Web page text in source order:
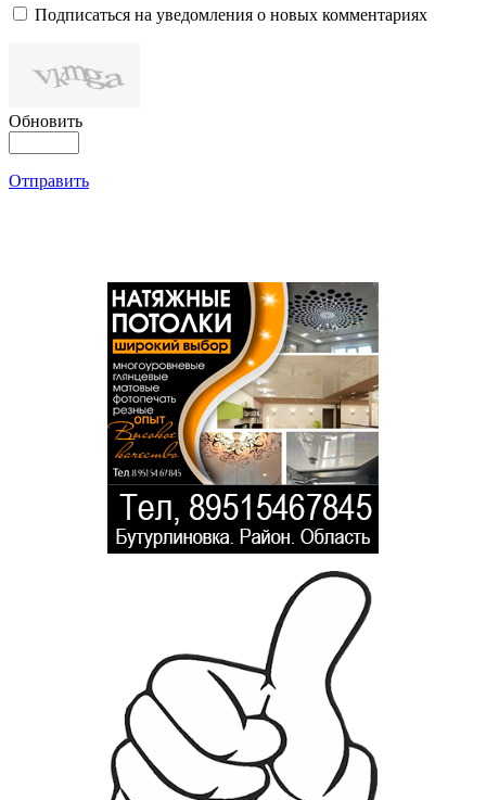
Подписаться на уведомления о новых комментариях
Обновить
Отправить